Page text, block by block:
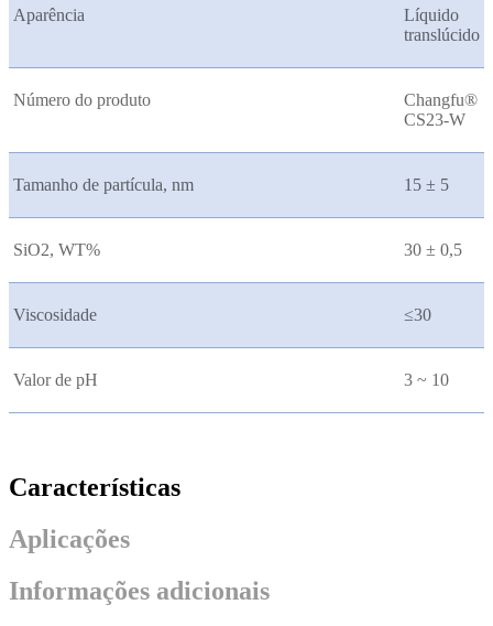
Aparência
Líquido
translúcido
Número do produto
Changfu®
CS23-W
Tamanho de partícula, nm 15 ± 5
SiO2, WT% 30 ± 0,5
Viscosidade ≤30
Valor de pH 3 ~ 10
Características
Aplicações
Informações adicionais